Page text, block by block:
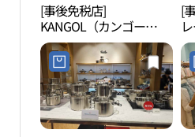
[事後免税店]
KANGOL（カンゴー
ル）・ロッテ百貨店・ア
ンサン（安山）店(캉골
키즈 롯데백화점 안산점)
[